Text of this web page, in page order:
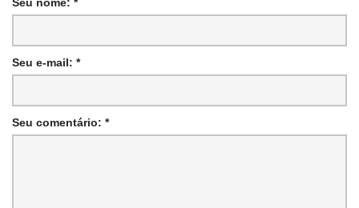
Seu e-mail: *
Seu comentário: *